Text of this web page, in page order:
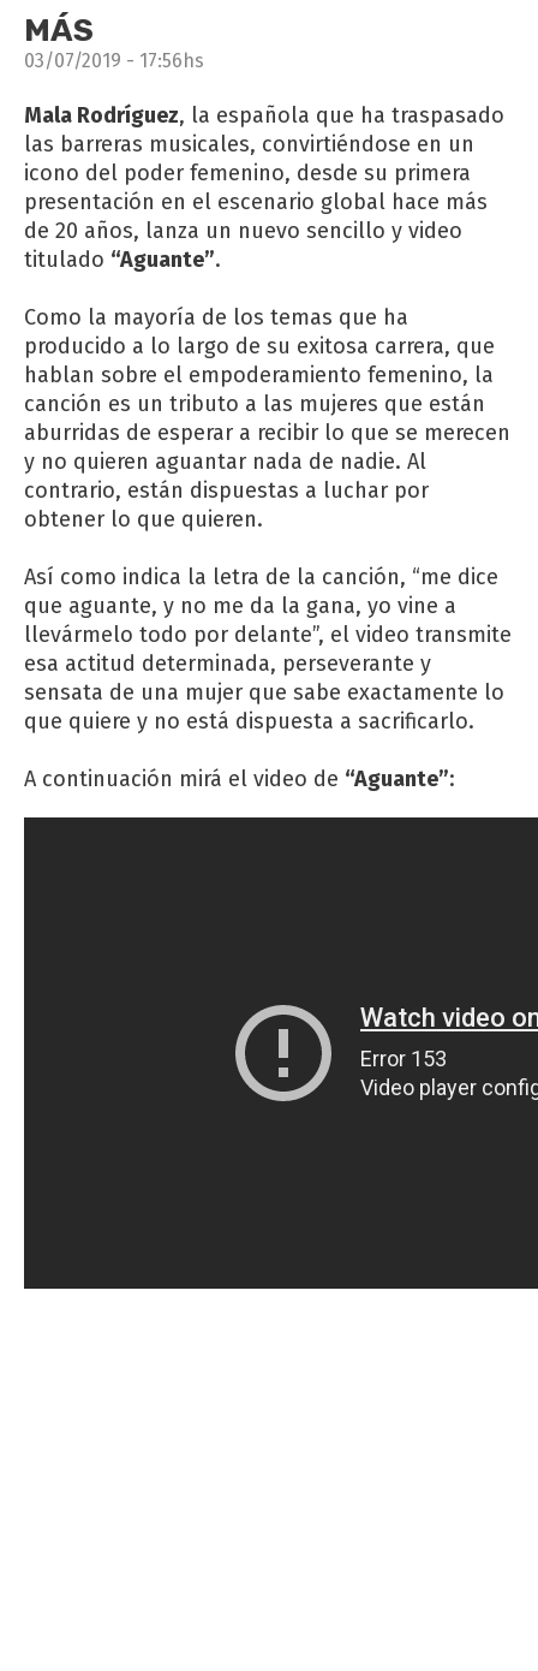
MÁS
03/07/2019 - 17:56hs
Mala Rodríguez, la española que ha traspasado
las barreras musicales, convirtiéndose en un
icono del poder femenino, desde su primera
presentación en el escenario global hace más
de 20 años, lanza un nuevo sencillo y video
titulado “Aguante”.
Como la mayoría de los temas que ha
producido a lo largo de su exitosa carrera, que
hablan sobre el empoderamiento femenino, la
canción es un tributo a las mujeres que están
aburridas de esperar a recibir lo que se merecen
y no quieren aguantar nada de nadie. Al
contrario, están dispuestas a luchar por
obtener lo que quieren.
Así como indica la letra de la canción, “me dice
que aguante, y no me da la gana, yo vine a
llevármelo todo por delante”, el video transmite
esa actitud determinada, perseverante y
sensata de una mujer que sabe exactamente lo
que quiere y no está dispuesta a sacrificarlo.
A continuación mirá el video de “Aguante”: